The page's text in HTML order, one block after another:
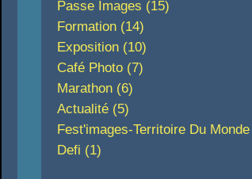
Passe Images (15)
Formation (14)
Exposition (10)
Café Photo (7)
Marathon (6)
Actualité (5)
Fest'images-Territoire Du
Defi (1)